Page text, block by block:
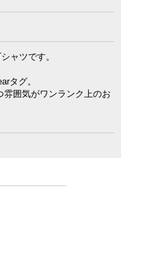
ャツです。
タグ。
囲気がワンランク上のお